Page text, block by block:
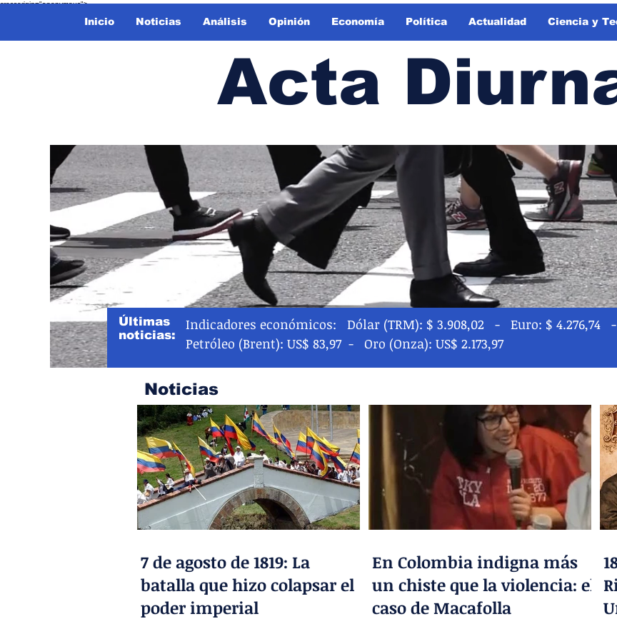
crossorigin="anonymous">
Inicio Noticias Análisis Opinión Economía Política Actualidad Ciencia y
Acta
Últimas
noticias:
Indicadores económicos: Dólar (TRM): $ 3.908,02 - Euro: $ 4.276,74
Petróleo (Brent): US$ 83,97 - Oro (Onza): US$ 2.173,97
Noticias
7 de agosto de 1819: La
batalla que hizo colapsar el
poder imperial
En Colombia indigna más
un chiste que la violencia: el
caso de Macafolla